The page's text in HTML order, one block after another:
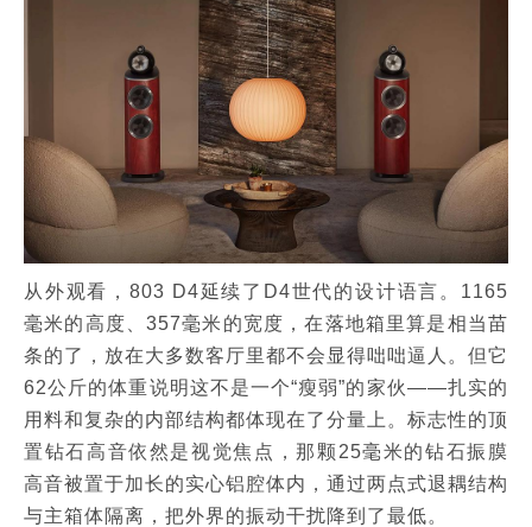
从外观看，803 D4延续了D4世代的设计语言。1165
毫米的高度、357毫米的宽度，在落地箱里算是相当苗
条的了，放在大多数客厅里都不会显得咄咄逼人。但它
62公斤的体重说明这不是一个“瘦弱”的家伙——扎实的
用料和复杂的内部结构都体现在了分量上。标志性的顶
置钻石高音依然是视觉焦点，那颗25毫米的钻石振膜
高音被置于加长的实心铝腔体内，通过两点式退耦结构
与主箱体隔离，把外界的振动干扰降到了最低。